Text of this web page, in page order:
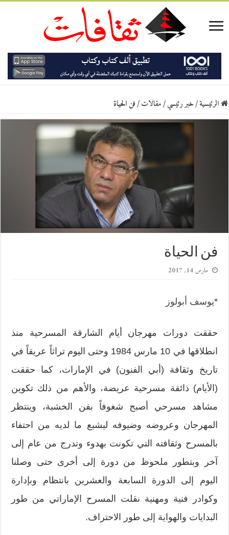
الرئيسية/خبر رئيسي/مقالات/فن الحياة
فن الحياة
مارس 14, 2017
*يوسف أبولوز
حققت دورات مهرجان أيام الشارقة المسرحية منذ
انطلاقها في 10 مارس 1984 وحتى اليوم تراثاً عريقاً في
تاريخ وثقافة (أبي الفنون) في الإمارات، كما حققت
(الأيام) ذائقة مسرحية عريضة، والأهم من ذلك تكوين
مشاهد مسرحي أصبح شغوفاً بفن الخشبة، وينتظر
المهرجان وعروضه وضيوفه ليشبع ما لديه من احتفاء
بالمسرح وثقافته التي تكونت بهدوء وتدرج من عام إلى
آخر وبتطور ملحوظ من دورة إلى أخرى حتى وصلنا
اليوم إلى الدورة السابعة والعشرين بانتظام وبإدارة
وكوادر فنية ومهنية نقلت المسرح الإماراتي من طور
البدايات والهواية إلى طور الاحتراف.